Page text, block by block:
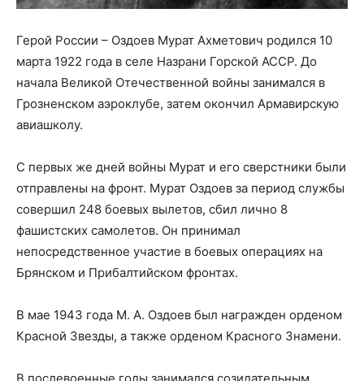
Герой России – Оздоев Мурат Ахметович родился 10
марта 1922 года в селе Назрани Горской АССР. До
начала Великой Отечественной войны занимался в
Грозненском аэроклубе, затем окончил Армавирскую
авиашколу.
С первых же дней войны Мурат и его сверстники были
отправлены на фронт. Мурат Оздоев за период службы
совершил 248 боевых вылетов, сбил лично 8
фашистских самолетов. Он принимал
непосредственное участие в боевых операциях на
Брянском и Прибалтийском фронтах.
В мае 1943 года М. А. Оздоев был награжден орденом
Красной Звезды, а также орденом Красного Знамени.